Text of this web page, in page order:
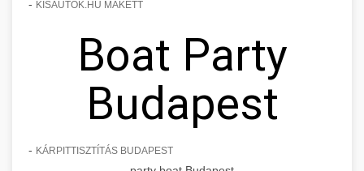
- KISAUTOK.HU MAKETT
Boat Party
Budapest
- KÁRPITTISZTÍTÁS BUDAPEST